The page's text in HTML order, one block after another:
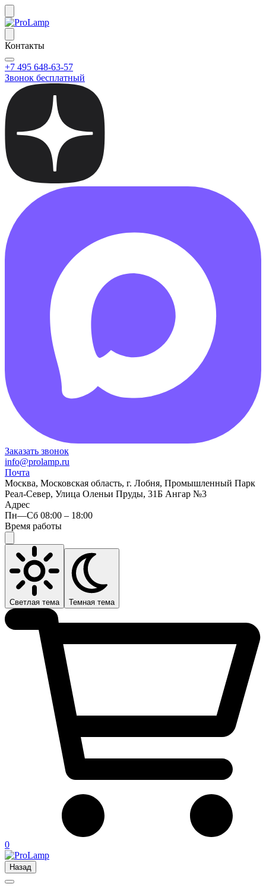
Контакты
+7 495 648-63-57
Звонок бесплатный
Заказать звонок
info@prolamp.ru
Почта
Москва, Московская область, г. Лобня, Промышленный Парк
Реал-Север, Улица Оленьи Пруды, 31Б Ангар №3
Адрес
Пн—Сб 08:00 – 18:00
Время работы
Светлая тема Темная тема
0
Назад